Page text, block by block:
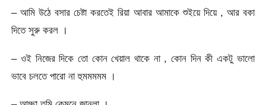
– আমি উঠে বসার চেষ্টা করতেই রিয়া আবার আমাকে শুইয়ে দিয়ে , আর বকা
দিতে সুরু করল ।
– ওই নিজের দিকে তো কোন খেয়াল থাকে না , কোন দিন কী একটু ভালো
ভাবে চলতে পারো না হুমমমমম ।